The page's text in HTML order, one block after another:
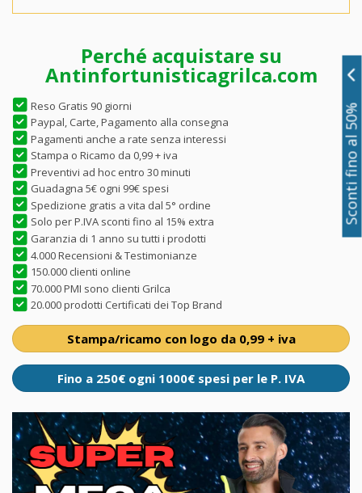
Perché acquistare su
Antinfortunisticagrilca.com
Reso Gratis 90 giorni
Paypal, Carte, Pagamento alla consegna
Pagamenti anche a rate senza interessi
Stampa o Ricamo da 0,99 + iva
Preventivi ad hoc entro 30 minuti
Guadagna 5€ ogni 99€ spesi
Spedizione gratis a vita dal 5° ordine
Solo per P.IVA sconti fino al 15% extra
Garanzia di 1 anno su tutti i prodotti
4.000 Recensioni & Testimonianze
150.000 clienti online
70.000 PMI sono clienti Grilca
20.000 prodotti Certificati dei Top Brand
Stampa/ricamo con logo da 0,99 + iva
Fino a 250€ ogni 1000€ spesi per le P. IVA
Sconti fino al 50%